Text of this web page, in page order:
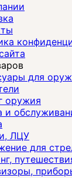
для
оружия
и
ЛЦУ
для